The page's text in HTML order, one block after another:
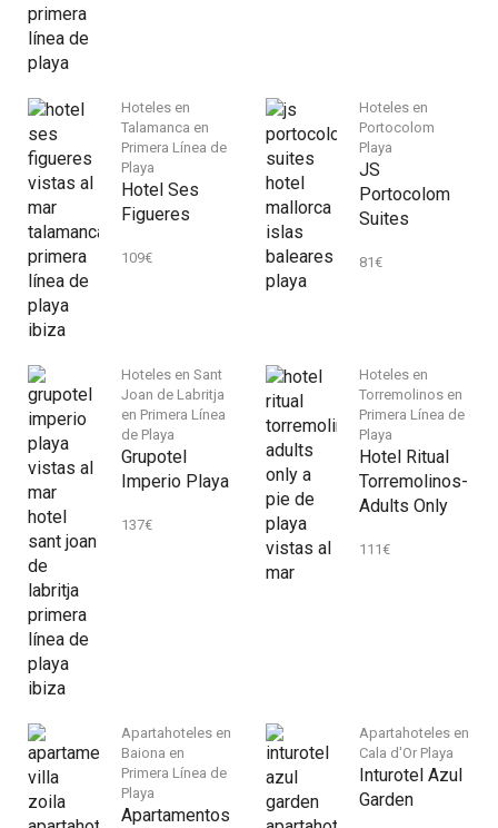
Hoteles en
Talamanca en
Primera Línea de
Playa
Hotel Ses
Figueres
109€
Hoteles en
Portocolom
Playa
JS
Portocolom
Suites
81€
Hoteles en Sant
Joan de Labritja
en Primera Línea
de Playa
Grupotel
Imperio Playa
137€
Hoteles en
Torremolinos en
Primera Línea de
Playa
Hotel Ritual
Torremolinos-
Adults Only
111€
Apartahoteles en
Baiona en
Primera Línea de
Playa
Apartamentos
Apartahoteles en
Cala d'Or Playa
Inturotel Azul
Garden